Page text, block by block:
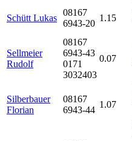
Schütt Lukas
08167
6943-20
1.15
Sellmeier
Rudolf
08167
6943-43
0171
3032403
0.07
Silberbauer
Florian
08167
6943-44
1.07